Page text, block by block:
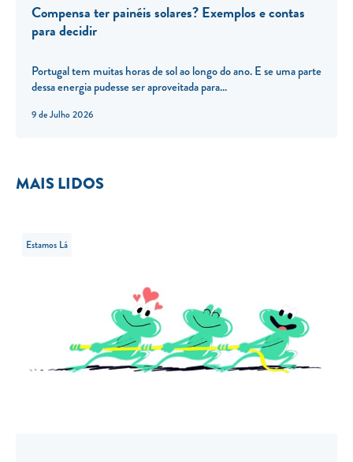
9 de Julho 2026
Compensa ter painéis solares? Exemplos e contas
para decidir
Portugal tem muitas horas de sol ao longo do ano. E se uma parte
dessa energia pudesse ser aproveitada para...
MAIS LIDOS
Estamos Lá